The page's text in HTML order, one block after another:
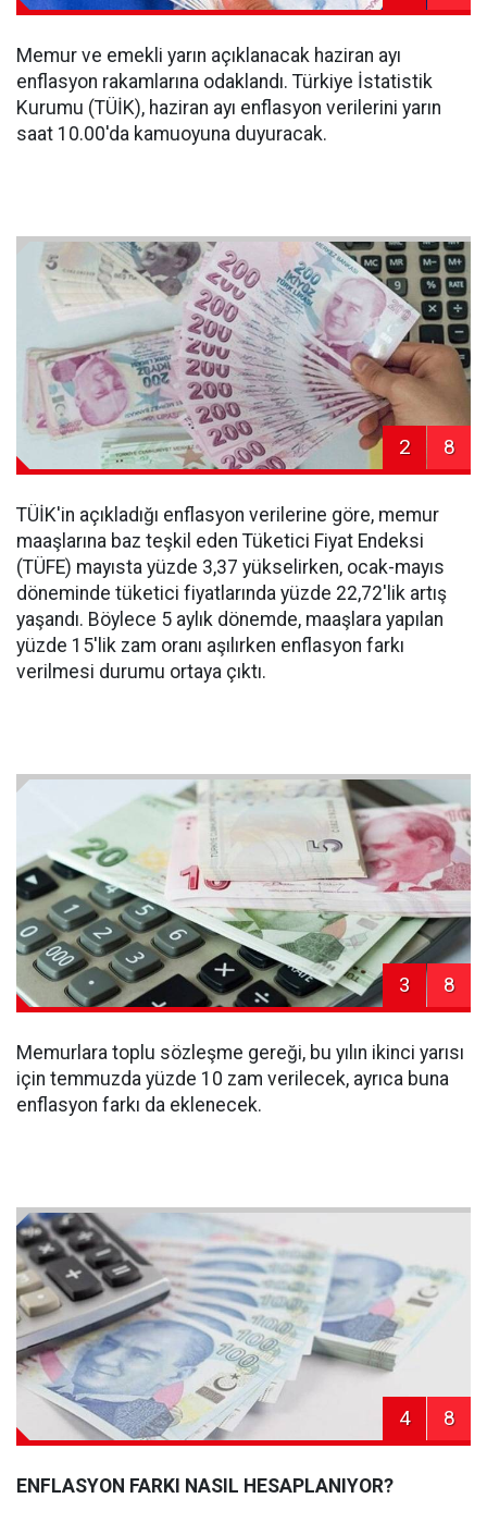
Memur ve emekli yarın açıklanacak haziran ayı
enflasyon rakamlarına odaklandı. Türkiye İstatistik
Kurumu (TÜİK), haziran ayı enflasyon verilerini yarın
saat 10.00'da kamuoyuna duyuracak.
2 8
TÜİK'in açıkladığı enflasyon verilerine göre, memur
maaşlarına baz teşkil eden Tüketici Fiyat Endeksi
(TÜFE) mayısta yüzde 3,37 yükselirken, ocak-mayıs
döneminde tüketici fiyatlarında yüzde 22,72'lik artış
yaşandı. Böylece 5 aylık dönemde, maaşlara yapılan
yüzde 15'lik zam oranı aşılırken enflasyon farkı
verilmesi durumu ortaya çıktı.
3 8
Memurlara toplu sözleşme gereği, bu yılın ikinci yarısı
için temmuzda yüzde 10 zam verilecek, ayrıca buna
enflasyon farkı da eklenecek.
4 8
ENFLASYON FARKI NASIL HESAPLANIYOR?